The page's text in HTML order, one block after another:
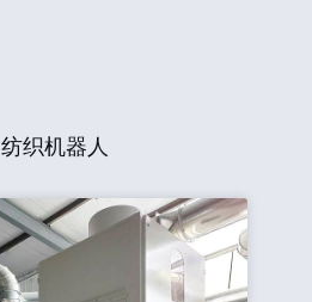
纺织机器人